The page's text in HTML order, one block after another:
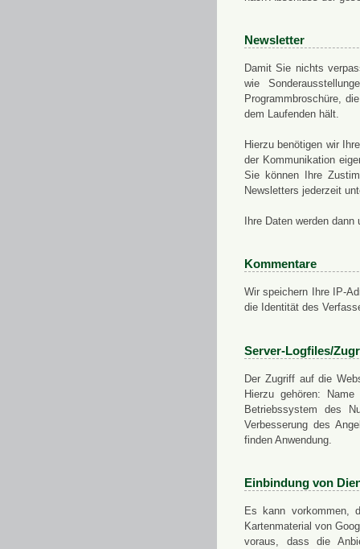
Newsletter
Damit Sie nichts
wie
Programmbroschüre,
dem Laufenden hält.
Hierzu benötigen wir
der Kommunikation
Sie können Ihre
Newsletters jederzeit
Ihre Daten werden
Kommentare
Wir speichern Ihre IP-
die Identität des
Server-Logfiles/
Der Zugriff auf die
Hierzu gehören:
Betriebssystem des
Verbesserung des
finden Anwendung.
Einbindung von
Es kann vorkommen,
Kartenmaterial von
voraus, dass die